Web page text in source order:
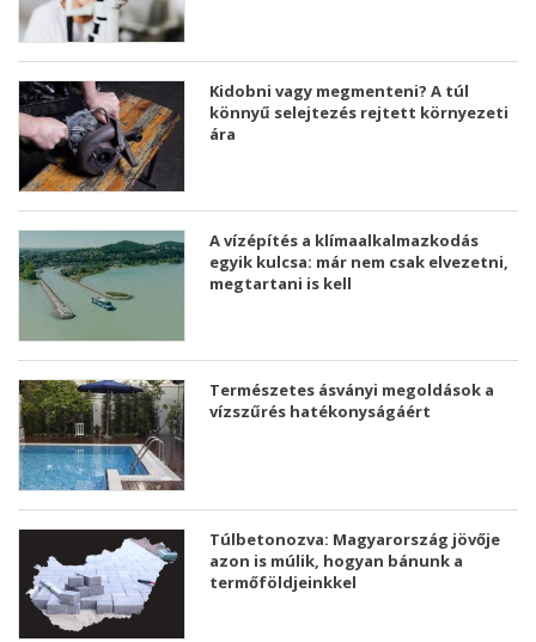
Kidobni vagy megmenteni? A túl
könnyű selejtezés rejtett környezeti
ára
A vízépítés a klímaalkalmazkodás
egyik kulcsa: már nem csak elvezetni,
megtartani is kell
Természetes ásványi megoldások a
vízszűrés hatékonyságáért
Túlbetonozva: Magyarország jövője
azon is múlik, hogyan bánunk a
termőföldjeinkkel